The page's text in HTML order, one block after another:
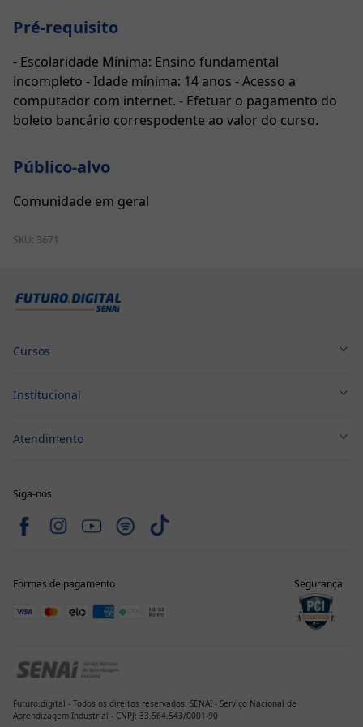
Pré-requisito
- Escolaridade Mínima: Ensino fundamental
incompleto - Idade mínima: 14 anos - Acesso a
computador com internet. - Efetuar o pagamento do
boleto bancário correspodente ao valor do curso.
Público-alvo
Comunidade em geral
SKU: 3671
Cursos
Cursos Profissionalizantes
Pós-Graduação
Institucional
Política de Privacidade
Atendimento
Perguntas Frequentes
Siga-nos
Formas de pagamento Segurança
Futuro.digital - Todos os direitos reservados. SENAI - Serviço Nacional de
Aprendizagem Industrial - CNPJ: 33.564.543/0001-90